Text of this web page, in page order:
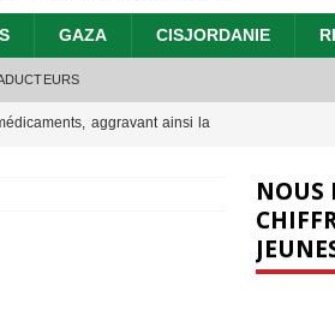
GAZA CISJORDANIE
aggravant ainsi la
et la propagande occidentale
chiffres
NOUS